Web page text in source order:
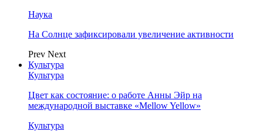
Наука
На Солнце зафиксировали увеличение активности
Prev Next
Культура
Культура
Цвет как состояние: о работе Анны Эйр на
международной выставке «Mellow Yellow»
Культура